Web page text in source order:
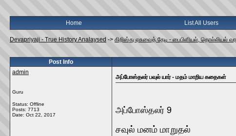
Home List All Users
Devapriyaji - True History Analaysed -> கிறிஸ்து ஏசுவைத் தேடி - பைபிளியல், தொல்லியல்
Post Info
admin
Guru
Status: Offline
Posts: 7713
Date: Oct 22, 2017
அப்போஸ்தலர் பவுல் யார் - மதம் மாறிய கதைகள்
அப்போஸ்தலர் 9
சவுல் மனம் மாறுதல்